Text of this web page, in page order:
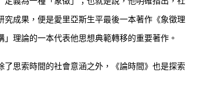
成果，便是愛里亞斯生平最後一本著作《象徵理
理論的一本代表他思想典範轉移的重要著作。
思索時間的社會意涵之外，《論時間》也是探索